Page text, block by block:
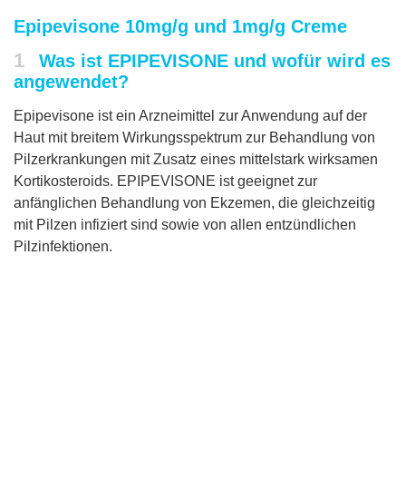
Epipevisone 10mg/g und 1mg/g Creme
1
Was ist EPIPEVISONE und wofür wird es
angewendet?
Epipevisone ist ein Arzneimittel zur Anwendung auf der
Haut mit breitem Wirkungsspektrum zur Behandlung von
Pilzerkrankungen mit Zusatz eines mittelstark wirksamen
Kortikosteroids. EPIPEVISONE ist geeignet zur
anfänglichen Behandlung von Ekzemen, die gleichzeitig
mit Pilzen infiziert sind sowie von allen entzündlichen
Pilzinfektionen.